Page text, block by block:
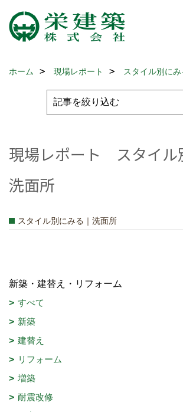
ホーム 現場レポート スタイル別にみ
現場レポート スタイル
洗面所
スタイル別にみる｜洗面所
新築・建替え・リフォーム
すべて
新築
建替え
リフォーム
増築
耐震改修